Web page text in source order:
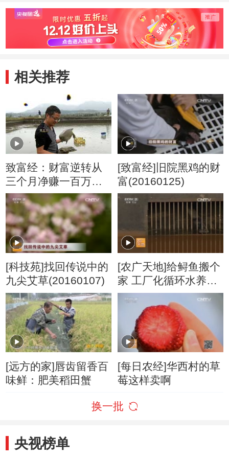
相关推荐
致富经：财富逆转从
三个月净赚一百万开
始11月23日
[致富经]旧院黑鸡的财
富(20160125)
[科技苑]找回传说中的
九尖艾草(20160107)
[农广天地]给鲟鱼搬个
家 工厂化循环水养鲟
鱼(20160108)
[远方的家]唇齿留香百
味鲜：肥美稻田蟹
[每日农经]华西村的草
莓这样卖啊
换一批
央视榜单